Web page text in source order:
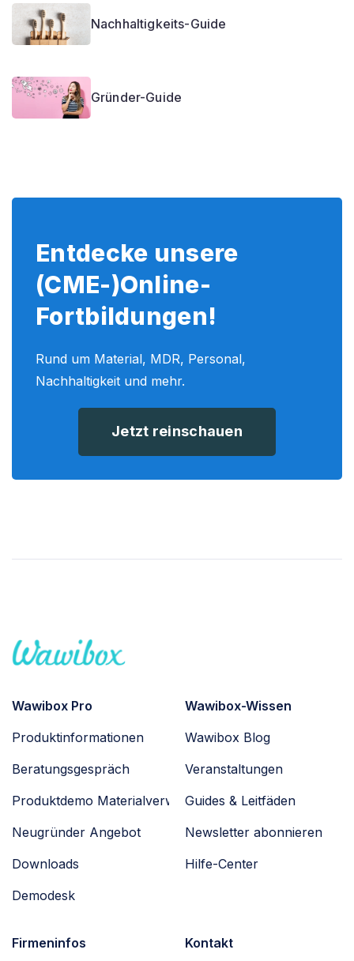
Nachhaltigkeits-Guide
Gründer-Guide
Entdecke unsere
(CME-)Online-
Fortbildungen!
Rund um Material, MDR, Personal,
Nachhaltigkeit und mehr.
Jetzt reinschauen
Wawibox Pro
Produktinformationen
Beratungsgespräch
Produktdemo Materialverwaltung
Neugründer Angebot
Downloads
Demodesk
Wawibox-Wissen
Wawibox Blog
Veranstaltungen
Guides & Leitfäden
Newsletter abonnieren
Hilfe-Center
Firmeninfos
Kontakt